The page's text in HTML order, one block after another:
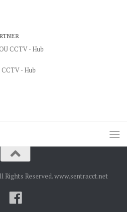
- Hub
Rights Reserved. www.sentracct.net